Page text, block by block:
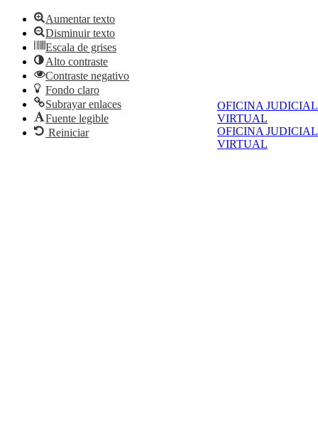
OFICINA JUDICIAL
VIRTUAL
OFICINA JUDICIAL
VIRTUAL
Aumentar texto
Disminuir texto
Escala de grises
Alto contraste
Contraste negativo
Fondo claro
Subrayar enlaces
Fuente legible
Reiniciar